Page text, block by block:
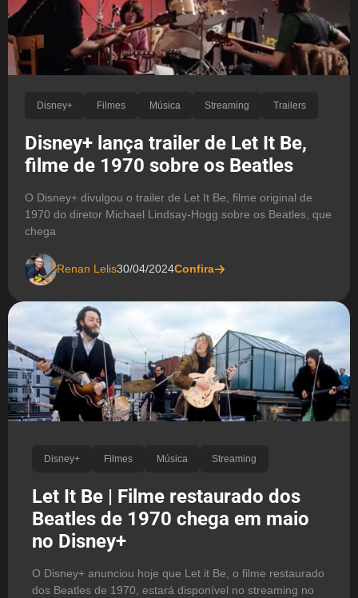
Disney+ Filmes Música Streaming Trailers
Disney+ lança trailer de Let It Be,
filme de 1970 sobre os Beatles
O Disney+ divulgou o trailer de Let It Be, filme original de
1970 do diretor Michael Lindsay-Hogg sobre os Beatles, que
chega
Renan Lelis30/04/2024Confira
Disney+ Filmes Música Streaming
Let It Be | Filme restaurado dos
Beatles de 1970 chega em maio
no Disney+
O Disney+ anunciou hoje que Let it Be, o filme restaurado
dos Beatles de 1970, estará disponível no streaming no